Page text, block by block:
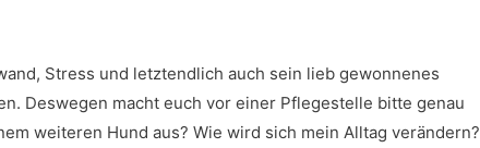
Stress und letztendlich auch sein lieb gewonnenes
Deswegen macht euch vor einer Pflegestelle bitte genau
weiteren Hund aus? Wie wird sich mein Alltag verändern?